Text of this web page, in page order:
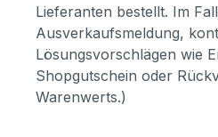
Lieferanten bestellt. Im
Ausverkaufsmeldung,
Lösungsvorschlägen wie
Shopgutschein oder
Warenwerts.)